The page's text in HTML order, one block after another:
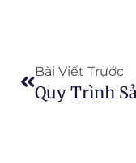
Bài Viết Trước